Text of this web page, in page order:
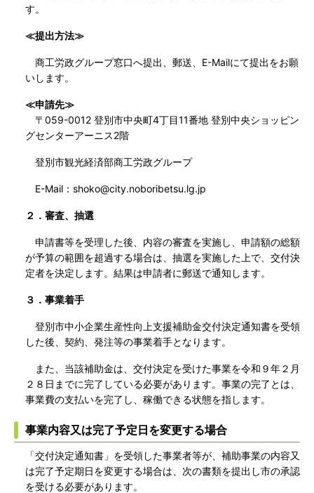
す。
≪提出方法≫
商工労政グループ窓口へ提出、郵送、E-Mailにて提出をお願
いします。
≪申請先≫
〒059-0012 登別市中央町4丁目11番地 登別中央ショッピン
グセンターアーニス2階
登別市観光経済部商工労政グループ
E-Mail：shoko@city.noboribetsu.lg.jp
２．審査、抽選
申請書等を受理した後、内容の審査を実施し、申請額の総額
が予算の範囲を超過する場合は、抽選を実施した上で、交付決
定者を決定します。結果は申請者に郵送で通知します。
３．事業着手
登別市中小企業生産性向上支援補助金交付決定通知書を受領
した後、契約、発注等の事業着手となります。
また、当該補助金は、交付決定を受けた事業を令和９年２月
２８日までに完了している必要があります。事業の完了とは、
事業費の支払いを完了し、稼働できる状態を指します。
事業内容又は完了予定日を変更する場合
「交付決定通知書」を受領した事業者等が、補助事業の内容又
は完了予定期日を変更する場合は、次の書類を提出し市の承認
を受ける必要があります。